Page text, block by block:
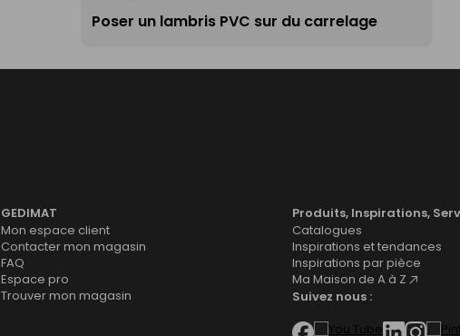
Poser un lambris PVC sur du carrelage
GEDIMAT
Mon espace client
Contacter mon magasin
FAQ
Espace pro
Trouver mon magasin
Produits, Inspirations,
Catalogues
Inspirations et tendances
Inspirations par pièce
Ma Maison de A à Z
Suivez nous :